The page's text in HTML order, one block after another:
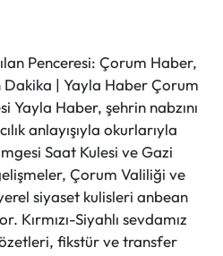
Penceresi: Çorum Haber,
| Yayla Haber Çorum
Yayla Haber, şehrin nabzını
anlayışıyla okurlarıyla
Saat Kulesi ve Gazi
Çorum Valiliği ve
siyaset kulisleri anbean
Kırmızı-Siyahlı sevdamız
fikstür ve transfer